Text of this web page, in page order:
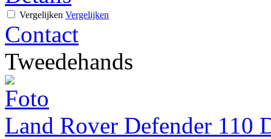
Vergelijken Vergelijken
Contact
Tweedehands
Land Rover Defender 110